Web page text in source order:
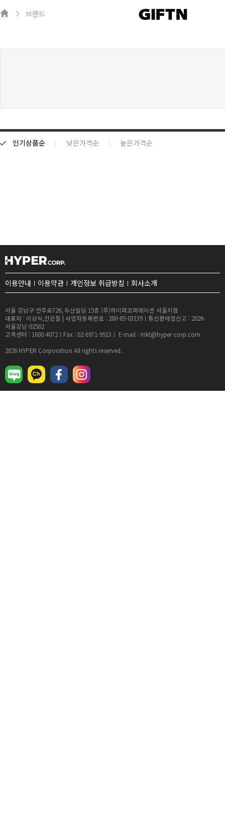
브랜드
인기상품순 낮은가격순 높은가격순
이용안내 이용약관 개인정보 취급방침 회사소개
서울 강남구 언주로726, 두산빌딩 15층 (주)하이퍼코퍼레이션 서울지점
대표자 : 이상석,안은철 | 사업자등록번호 : 280-85-03139ㅣ통신판매업신고 : 2026-
서울강남-02502
고객센터 : 1600-4072ㅣFax : 02-6971-9513ㅣ E-mail : mkt@hyper-corp.com